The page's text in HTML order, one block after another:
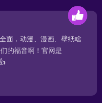
面，动漫、漫画、壁纸啥
的福音啊！官网是